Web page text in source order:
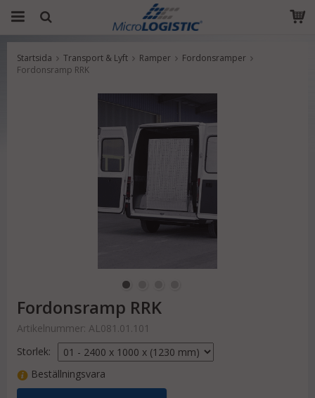
Produkten har blivit tillagd i varukorgen
Startsida Transport & Lyft Ramper
Fordonsramper
Fordonsramp RRK
Fordonsramp RRK
Artikelnummer: AL081.01.101
Storlek:
Beställningsvara